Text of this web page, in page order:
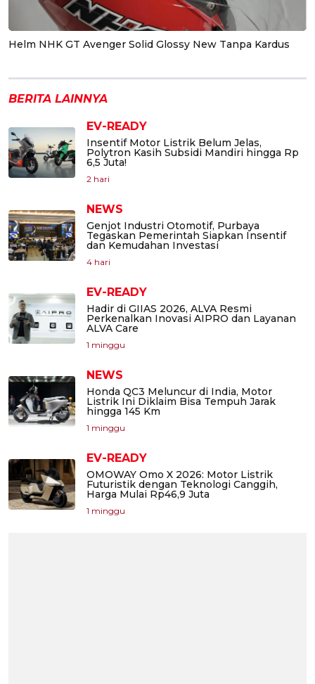
Helm NHK GT Avenger Solid Glossy New Tanpa Kardus
BERITA LAINNYA
EV-READY
Insentif Motor Listrik Belum Jelas,
Polytron Kasih Subsidi Mandiri hingga Rp
6,5 Juta!
2 hari
NEWS
Genjot Industri Otomotif, Purbaya
Tegaskan Pemerintah Siapkan Insentif
dan Kemudahan Investasi
4 hari
EV-READY
Hadir di GIIAS 2026, ALVA Resmi
Perkenalkan Inovasi AIPRO dan Layanan
ALVA Care
1 minggu
NEWS
Honda QC3 Meluncur di India, Motor
Listrik Ini Diklaim Bisa Tempuh Jarak
hingga 145 Km
1 minggu
EV-READY
OMOWAY Omo X 2026: Motor Listrik
Futuristik dengan Teknologi Canggih,
Harga Mulai Rp46,9 Juta
1 minggu